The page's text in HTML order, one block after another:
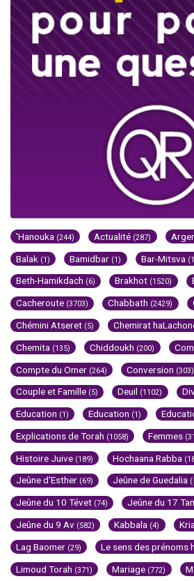
'Hanouka (244) Actualité (287)
Balak (1) Bamidbar (1) Bar-Mitsva
Beth-Hamikdach (6) Brakhot (1520)
Cacheroute (3703) Chabbath (2429)
Chémini Atseret (5) Chemirat
Chemita (135) Chiddoukh (200)
Compte du Omer (264) Conversion (303)
Couple et Famille (5) Deuil (1102)
Education (1) Education (1)
Explications de Torah (1058) Femmes
Histoire Juive (189) Hochaana Rabba
Jeûne d'Esther (69) Jeûne de Guedalia
Jeûne du 10 Tévet (74) Jeûne du 17
Jeûne du 9 Av (582) Kabbala (4)
Lag Baomer (29) Le sens des prénoms
Limoud Torah (371) Mariage (772)